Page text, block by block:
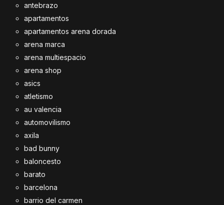
antebrazo
apartamentos
apartamentos arena dorada
arena marca
arena multiespacio
arena shop
asics
atletismo
au valencia
automovilismo
axila
bad bunny
baloncesto
barato
barcelona
barrio del carmen